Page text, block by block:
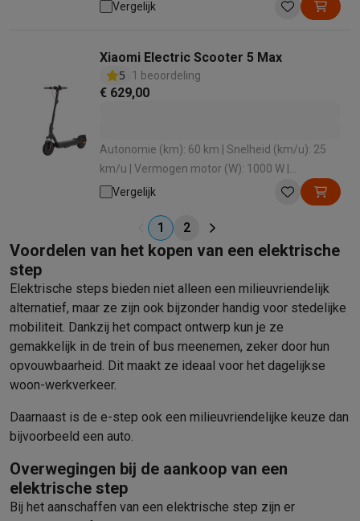
Vergelijk
Xiaomi Electric Scooter 5 Max
5
1 beoordeling
€ 629,00
Autonomie (km): 60 km | Snelheid (km/u): 25
km/u | Vermogen motor (W): 1000 W |
Maximale belasting: 120 kg | Hellingsgraad (°):
Vergelijk
1 2
Voordelen van het kopen van een elektrische
step
Elektrische steps bieden niet alleen een milieuvriendelijk
alternatief, maar ze zijn ook bijzonder handig voor stedelijke
mobiliteit. Dankzij het compact ontwerp kun je ze
gemakkelijk in de trein of bus meenemen, zeker door hun
opvouwbaarheid. Dit maakt ze ideaal voor het dagelijkse
woon-werkverkeer.
Daarnaast is de e-step ook een milieuvriendelijke keuze dan
bijvoorbeeld een auto.
Overwegingen bij de aankoop van een
elektrische step
Bij het aanschaffen van een elektrische step zijn er